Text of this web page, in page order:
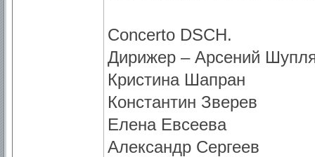
Concerto DSCH.
Дирижер – Арсений
Кристина Шапран
Константин Зверев
Елена Евсеева
Александр Сергеев